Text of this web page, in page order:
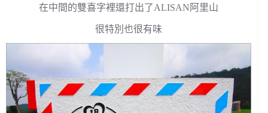
在中間的雙喜字裡還打出了ALISAN阿里山
很特別也很有味